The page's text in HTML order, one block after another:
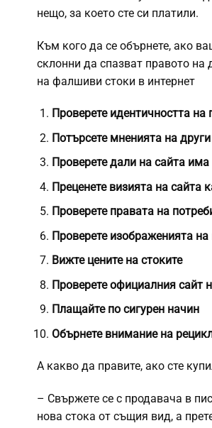
нещо, за което сте си платили.
Към кого да се обърнете, ако
склонни да спазват правото на
на фалшиви стоки в интернет
Проверете идентичността на
Потърсете мненията на
Проверете дали на сайта
Преценете визията на сайта
Проверете правата на
Проверете изображенията на
Вижте цените на стоките
Проверете официалния сайт
Плащайте по сигурен начин
Обърнете внимание на
А какво да правите, ако сте
– Свържете се с продавача в
нова стока от същия вид, а